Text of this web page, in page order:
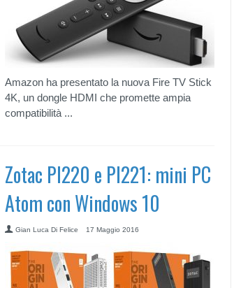
Amazon ha presentato la nuova Fire TV Stick
4K, un dongle HDMI che promette ampia
compatibilità ...
Zotac PI220 e PI221: mini PC
Atom con Windows 10
Gian Luca Di Felice 17 Maggio 2016